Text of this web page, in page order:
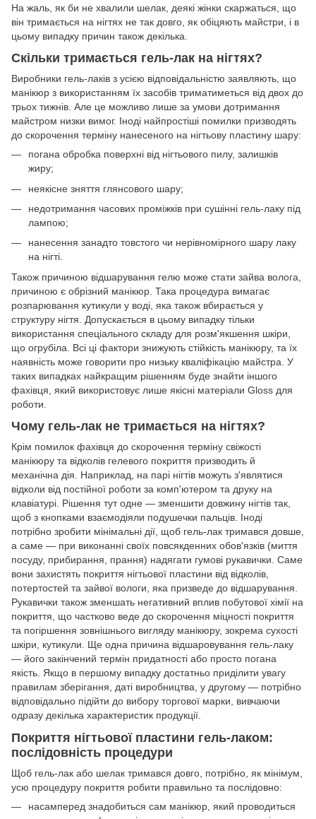
На жаль, як би не хвалили шелак, деякі жінки скаржаться, що
він тримається на нігтях не так довго, як обіцяють майстри, і в
цьому випадку причин також декілька.
Скільки тримається гель-лак на нігтях?
Виробники гель-лаків з усією відповідальністю заявляють, що
манікюр з використанням їх засобів триматиметься від двох до
трьох тижнів. Але це можливо лише за умови дотримання
майстром низки вимог. Іноді найпростіші помилки призводять
до скорочення терміну нанесеного на нігтьову пластину шару:
погана обробка поверхні від нігтьового пилу, залишків
жиру;
неякісне зняття глянсового шару;
недотримання часових проміжків при сушінні гель-лаку під
лампою;
нанесення занадто товстого чи нерівномірного шару лаку
на нігті.
Також причиною відшарування гелю може стати зайва волога,
причиною є обрізний манікюр. Така процедура вимагає
розпарювання кутикули у воді, яка також вбирається у
структуру нігтя. Допускається в цьому випадку тільки
використання спеціального складу для розм'якшення шкіри,
що огрубіла. Всі ці фактори знижують стійкість манікюру, та їх
наявність може говорити про низьку кваліфікацію майстра. У
таких випадках найкращим рішенням буде знайти іншого
фахівця, який використовує лише якісні матеріали Gloss для
роботи.
Чому гель-лак не тримається на нігтях?
Крім помилок фахівця до скорочення терміну свіжості
манікюру та відколів гелевого покриття призводить й
механічна дія. Наприклад, на парі нігтів можуть з'являтися
відколи від постійної роботи за комп'ютером та друку на
клавіатурі. Рішення тут одне — зменшити довжину нігтів так,
щоб з кнопками взаємодіяли подушечки пальців. Іноді
потрібно зробити мінімальні дії, щоб гель-лак тримався довше,
а саме — при виконанні своїх повсякденних обов'язків (миття
посуду, прибирання, прання) надягати гумові рукавички. Саме
вони захистять покриття нігтьової пластини від відколів,
потертостей та зайвої вологи, яка призведе до відшарування.
Рукавички також зменшать негативний вплив побутової хімії на
покриття, що частково веде до скорочення міцності покриття
та погіршення зовнішнього вигляду манікюру, зокрема сухості
шкіри, кутикули. Ще одна причина відшаровування гель-лаку
— його закінчений термін придатності або просто погана
якість. Якщо в першому випадку достатньо приділити увагу
правилам зберігання, даті виробництва, у другому — потрібно
відповідально підійти до вибору торгової марки, вивчаючи
одразу декілька характеристик продукції.
Покриття нігтьової пластини гель-лаком:
послідовність процедури
Щоб гель-лак або шелак тримався довго, потрібно, як мінімум,
усю процедуру покриття робити правильно та послідовно:
насамперед знадобиться сам манікюр, який проводиться